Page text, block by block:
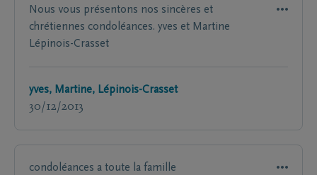
Nous vous présentons nos sincères et
chrétiennes condoléances. yves et Martine
Lépinois-Crasset
yves, Martine, Lépinois-Crasset
30/12/2013
condoléances a toute la famille